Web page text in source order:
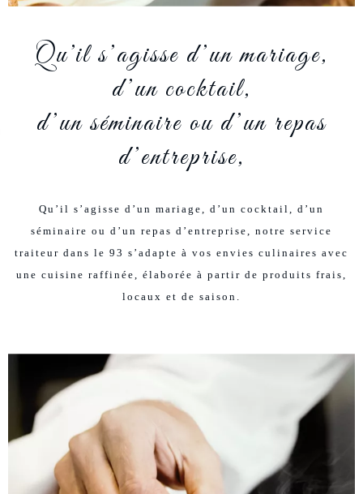
Qu’il s’agisse d’un mariage,
d’un cocktail,
d’un séminaire ou d’un repas
d’entreprise,
Qu’il s’agisse d’un mariage, d’un cocktail, d’un
séminaire ou d’un repas d’entreprise, notre service
traiteur dans le 93 s’adapte à vos envies culinaires avec
une cuisine raffinée, élaborée à partir de produits frais,
locaux et de saison.